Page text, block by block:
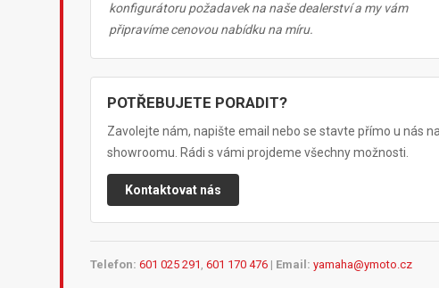
konfigurátoru požadavek na naše dealerství a my vám
připravíme cenovou nabídku na míru.
POTŘEBUJETE PORADIT?
Zavolejte nám, napište email nebo se stavte přímo u nás na
showroomu. Rádi s vámi projdeme všechny možnosti.
Kontaktovat nás
Telefon: 601 025 291 , 601 170 476 | Email: yamaha@ymoto.cz